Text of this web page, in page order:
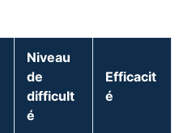
Niveau
de
difficult
é
Efficacit
é